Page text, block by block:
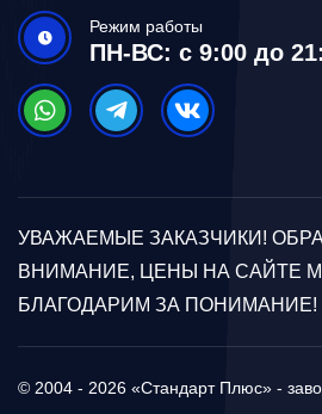
Режим работы
ПН-ВС: с 9:00 до
УВАЖАЕМЫЕ ЗАКАЗЧИКИ!
ВНИМАНИЕ, ЦЕНЫ НА САЙТЕ
БЛАГОДАРИМ ЗА ПОНИМАНИЕ!
© 2004 - 2026 «Стандарт Плюс» -